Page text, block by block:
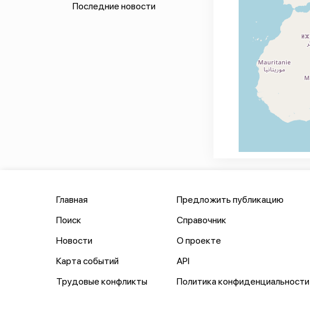
Последние новости
Главная
Поиск
Новости
Карта событий
Трудовые конфликты
Предложить публикацию
Справочник
О проекте
API
Политика конфиденциальности